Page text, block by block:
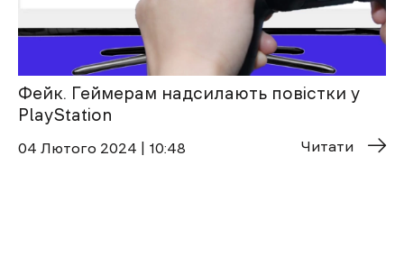
Фейк. Геймерам надсилають повістки у
PlayStation
04 Лютого 2024 | 10:48 Читати